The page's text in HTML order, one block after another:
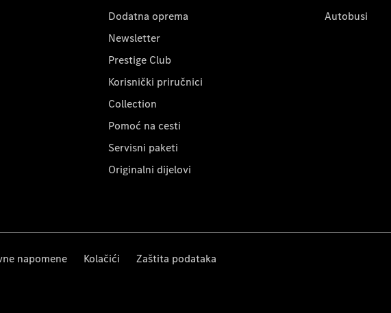
Dodatna oprema
Newsletter
Prestige Club
Korisnički priručnici
Collection
Pomoć na cesti
Servisni paketi
Originalni dijelovi
Autobusi
napomene Kolačići Zaštita podataka